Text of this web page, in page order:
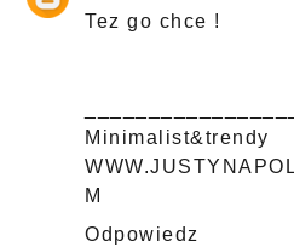
Tez go chce !
Minimalist&trendy
M
Odpowiedz